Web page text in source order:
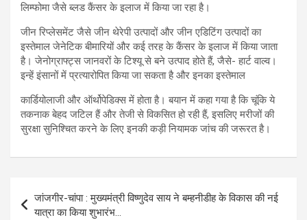
लिम्फोमा जैसे ब्लड कैंसर के इलाज में किया जा रहा है।
जीन रिप्लेसमेंट जैसे जीन थेरेपी उत्पादों और जीन एडिटिंग उत्पादों का
इस्तेमाल जेनेटिक बीमारियों और कई तरह के कैंसर के इलाज में किया जाता
है। जेनोग्राफ्ट्स जानवरों के टिश्यू से बने उत्पाद होते हैं, जैसे- हार्ट वाल्व।
इन्हें इंसानों में प्रत्यारोपित किया जा सकता है और इनका इस्तेमाल
कार्डियोलाजी और ऑर्थोपेडिक्स में होता है। बयान में कहा गया है कि चूंकि ये
तकनाक बेहद जटिल हैं और तेजी से विकसित हो रही हैं, इसलिए मरीजों की
सुरक्षा सुनिश्चित करने के लिए इनकी कड़ी नियामक जांच की जरूरत है।
navigation
जांजगीर-चांपा : मुख्यमंत्री विष्णुदेव साय ने बम्हनीडीह के विकास की नई
यात्रा का किया शुभारंभ…